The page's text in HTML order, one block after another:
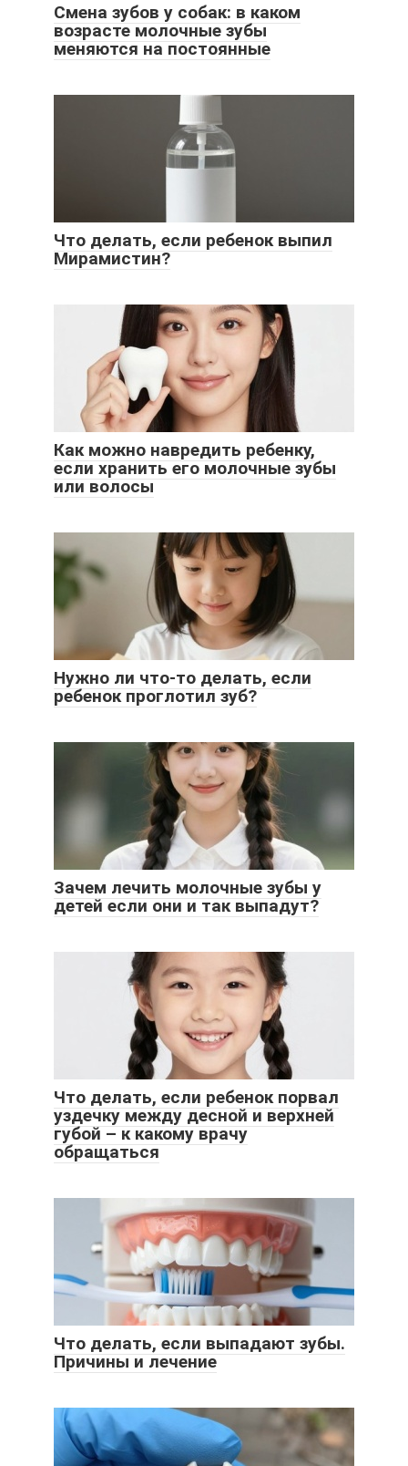
Смена зубов у собак: в каком
возрасте молочные зубы
меняются на постоянные
Что делать, если ребенок выпил
Мирамистин?
Как можно навредить ребенку,
если хранить его молочные зубы
или волосы
Нужно ли что-то делать, если
ребенок проглотил зуб?
Зачем лечить молочные зубы у
детей если они и так выпадут?
Что делать, если ребенок порвал
уздечку между десной и верхней
губой – к какому врачу
обращаться
Что делать, если выпадают зубы.
Причины и лечение